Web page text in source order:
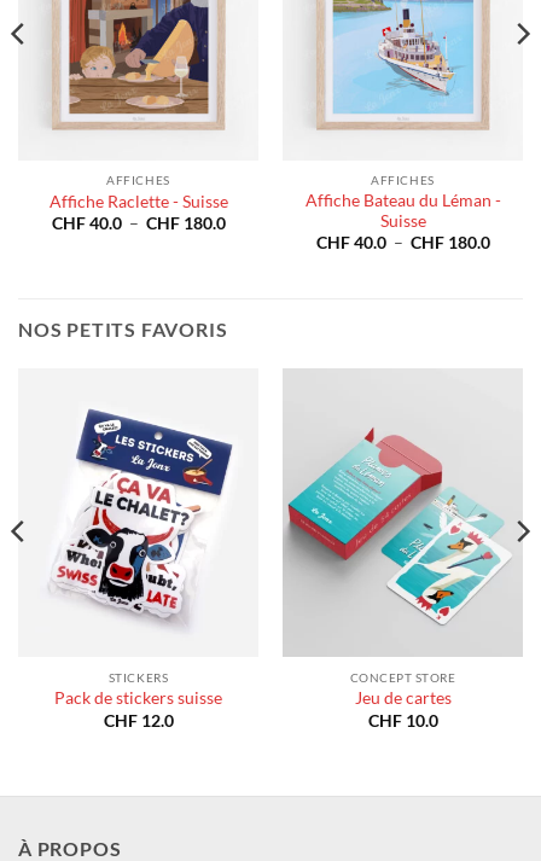
AFFICHES
Affiche Raclette - Suisse
CHF40.0 – CHF180.0Plage
AFFICHES
Affiche Bateau du Léman -
Suisse
CHF40.0 – CHF180.0Plage
NOS PETITS FAVORIS
STICKERS
Pack de stickers suisse
CHF12.0
CONCEPT STORE
Jeu de cartes
CHF10.0
À PROPOS